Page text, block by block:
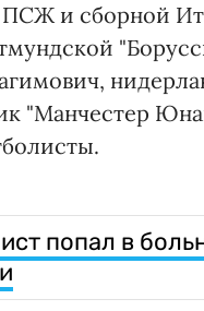
ПСЖ и сборной
"Манчестер
попал в